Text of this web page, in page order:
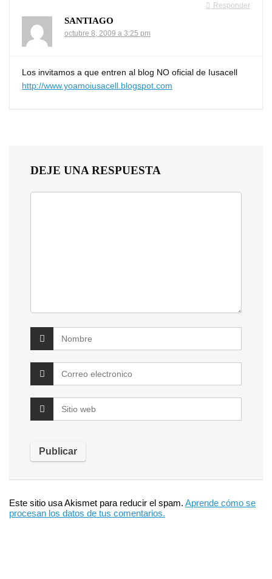
Responder
SANTIAGO
octubre 8, 2009 a 3:25 pm
Los invitamos a que entren al blog NO oficial de Iusacell
http://www.yoamoiusacell.blogspot.com
DEJE UNA RESPUESTA
Este sitio usa Akismet para reducir el spam. Aprende cómo se
procesan los datos de tus comentarios.